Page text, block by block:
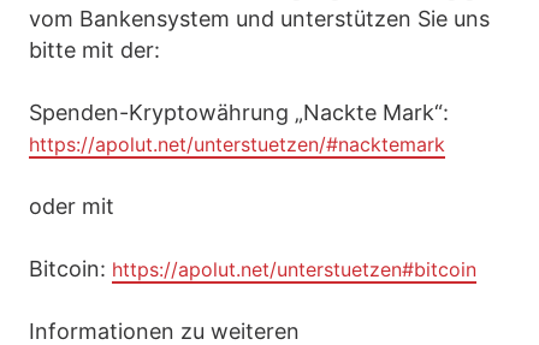
vom Bankensystem und unterstützen Sie uns
bitte mit der:
Spenden-Kryptowährung „Nackte Mark“:
https://apolut.net/unterstuetzen/#nacktemark
oder mit
Bitcoin: https://apolut.net/unterstuetzen#bitcoin
Informationen zu weiteren